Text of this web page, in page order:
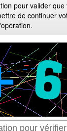
pour valider
de continuer